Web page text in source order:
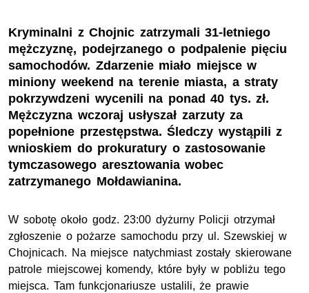
Kryminalni z Chojnic zatrzymali 31-letniego
mężczyznę, podejrzanego o podpalenie pięciu
samochodów. Zdarzenie miało miejsce w
miniony weekend na terenie miasta, a straty
pokrzywdzeni wycenili na ponad 40 tys. zł.
Mężczyzna wczoraj usłyszał zarzuty za
popełnione przestępstwa. Śledczy wystąpili z
wnioskiem do prokuratury o zastosowanie
tymczasowego aresztowania wobec
zatrzymanego Mołdawianina.
W sobotę około godz. 23:00 dyżurny Policji otrzymał
zgłoszenie o pożarze samochodu przy ul. Szewskiej w
Chojnicach. Na miejsce natychmiast zostały skierowane
patrole miejscowej komendy, które były w pobliżu tego
miejsca. Tam funkcjonariusze ustalili, że prawie